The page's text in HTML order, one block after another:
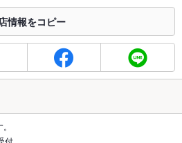
種宴会コースを多数ご用意)
掘り座敷有ります！)
様までの大座敷１室があります。
情報をコピー
付